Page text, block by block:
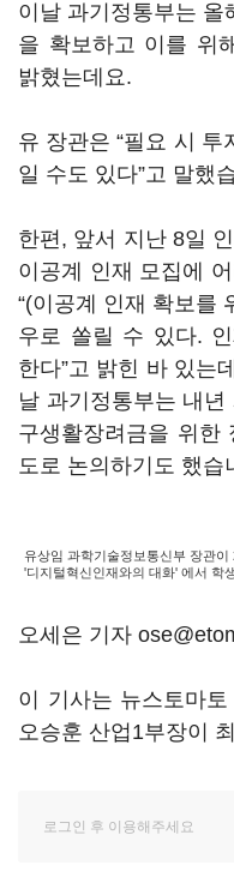
이날 과기정통부는 올
을 확보하고 이를 위
밝혔는데요.
유 장관은 “필요 시
일 수도 있다”고 말했
한편, 앞서 지난 8일
이공계 인재 모집에
“(이공계 인재 확보를
우로 쏠릴 수 있다.
한다”고 밝힌 바 있는
날 과기정통부는 내
구생활장려금을 위한
도로 논의하기도 했습
유상임 과학기술정보통신부 장관
'디지털혁신인재와의 대화' 에서 학
오세은 기자
이 기사는 뉴스토마
오승훈 산업1부장이